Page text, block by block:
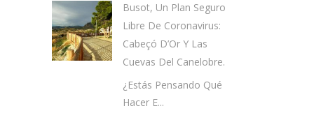
Busot, Un Plan Seguro
Libre De Coronavirus:
Cabeçó D’Or Y Las
Cuevas Del Canelobre.
¿Estás Pensando Qué
Hacer E...